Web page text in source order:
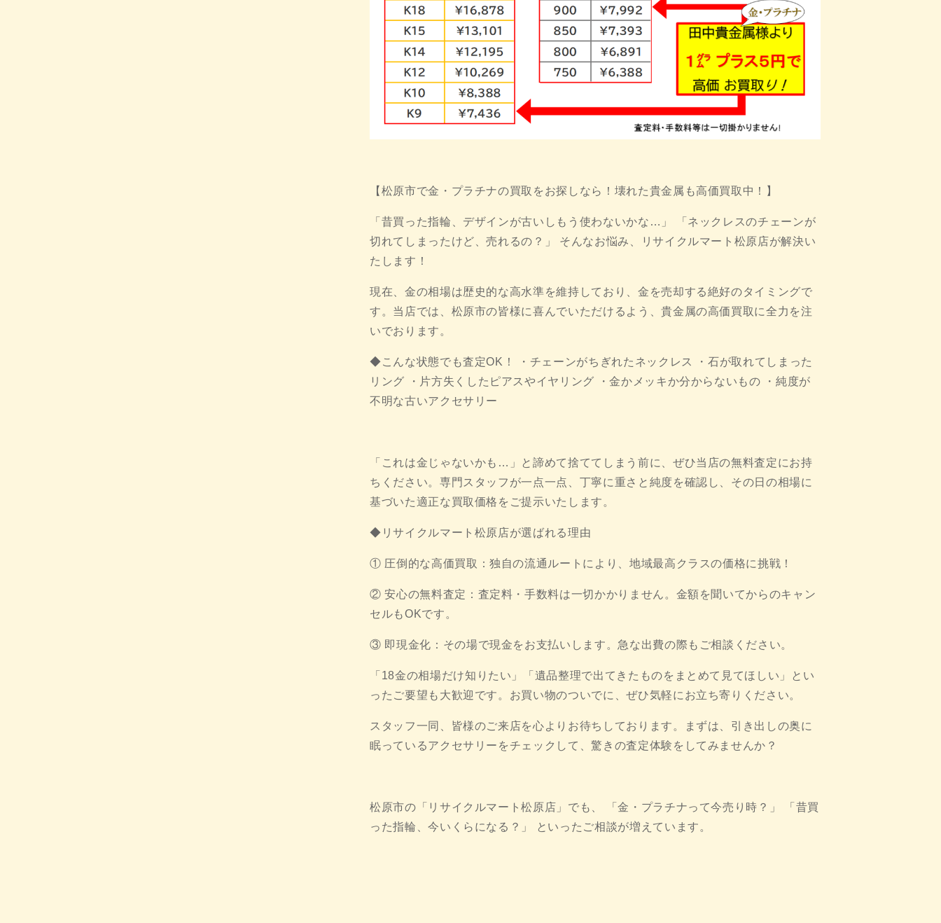
【松原市で金・プラチナの買取をお探しなら！壊れた貴金属も高価買取中！】
「昔買った指輪、デザインが古いしもう使わないかな…」 「ネックレスのチェーンが
切れてしまったけど、売れるの？」 そんなお悩み、リサイクルマート松原店が解決い
たします！
現在、金の相場は歴史的な高水準を維持しており、金を売却する絶好のタイミングで
す。当店では、松原市の皆様に喜んでいただけるよう、貴金属の高価買取に全力を注
いでおります。
◆こんな状態でも査定OK！ ・チェーンがちぎれたネックレス ・石が取れてしまった
リング ・片方失くしたピアスやイヤリング ・金かメッキか分からないもの ・純度が
不明な古いアクセサリー
「これは金じゃないかも…」と諦めて捨ててしまう前に、ぜひ当店の無料査定にお持
ちください。専門スタッフが一点一点、丁寧に重さと純度を確認し、その日の相場に
基づいた適正な買取価格をご提示いたします。
◆リサイクルマート松原店が選ばれる理由
① 圧倒的な高価買取：独自の流通ルートにより、地域最高クラスの価格に挑戦！
② 安心の無料査定：査定料・手数料は一切かかりません。金額を聞いてからのキャン
セルもOKです。
③ 即現金化：その場で現金をお支払いします。急な出費の際もご相談ください。
「18金の相場だけ知りたい」「遺品整理で出てきたものをまとめて見てほしい」とい
ったご要望も大歓迎です。お買い物のついでに、ぜひ気軽にお立ち寄りください。
スタッフ一同、皆様のご来店を心よりお待ちしております。まずは、引き出しの奥に
眠っているアクセサリーをチェックして、驚きの査定体験をしてみませんか？
松原市の「リサイクルマート松原店」でも、 「金・プラチナって今売り時？」 「昔買
った指輪、今いくらになる？」 といったご相談が増えています。